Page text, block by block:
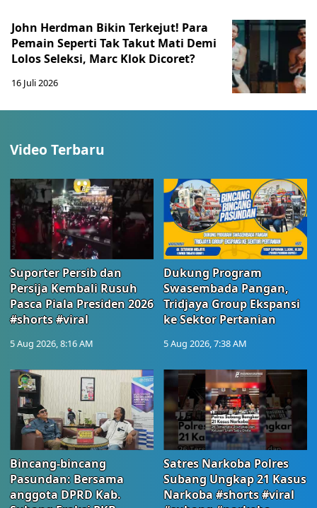
John Herdman Bikin Terkejut! Para
Pemain Seperti Tak Takut Mati Demi
Lolos Seleksi, Marc Klok Dicoret?
16 Juli 2026
Video Terbaru
Suporter Persib dan
Persija Kembali Rusuh
Pasca Piala Presiden 2026
#shorts #viral
5 Aug 2026, 8:16 AM
Dukung Program
Swasembada Pangan,
Tridjaya Group Ekspansi
ke Sektor Pertanian
5 Aug 2026, 7:38 AM
Bincang-bincang
Pasundan: Bersama
anggota DPRD Kab.
Satres Narkoba Polres
Subang Ungkap 21 Kasus
Narkoba #shorts #viral